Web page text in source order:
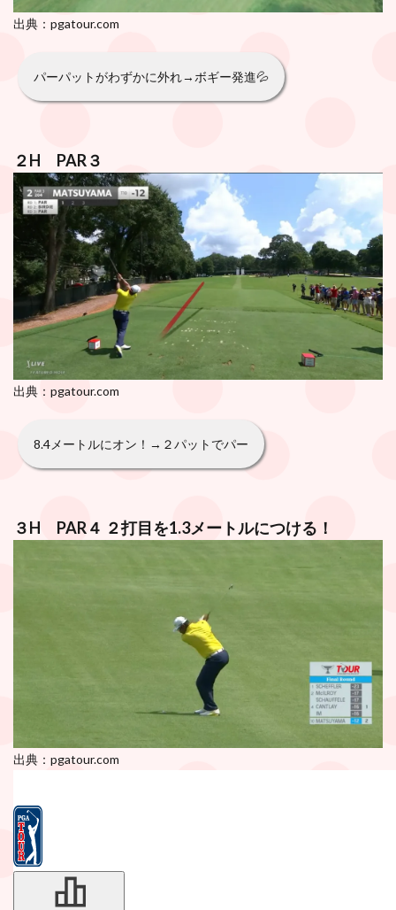
出典：pgatour.com
パーパットがわずかに外れ→ボギー発進💦
２H PAR３
出典：pgatour.com
8.4メートルにオン！→２パットでパー
３H PAR４ ２打目を1.3メートルにつける！
出典：pgatour.com